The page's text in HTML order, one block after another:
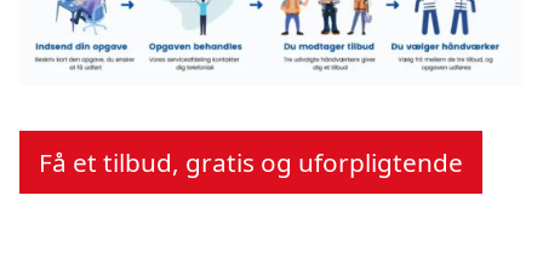
Få et tilbud, gratis og uforpligtende